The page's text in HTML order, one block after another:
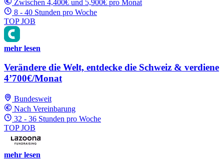
Zwischen 4,400€ und 5,900€ pro Monat
8 - 40 Stunden pro Woche
TOP JOB
mehr lesen
Verändere die Welt, entdecke die Schweiz & verdiene
4’700€/Monat
Bundesweit
Nach Vereinbarung
32 - 36 Stunden pro Woche
TOP JOB
mehr lesen